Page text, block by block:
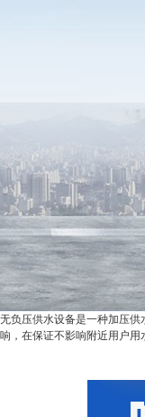
无负压供水设备是一种加压
响，在保证不影响附近用户